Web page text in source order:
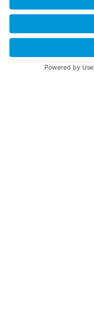
INFO
Über diese B-17